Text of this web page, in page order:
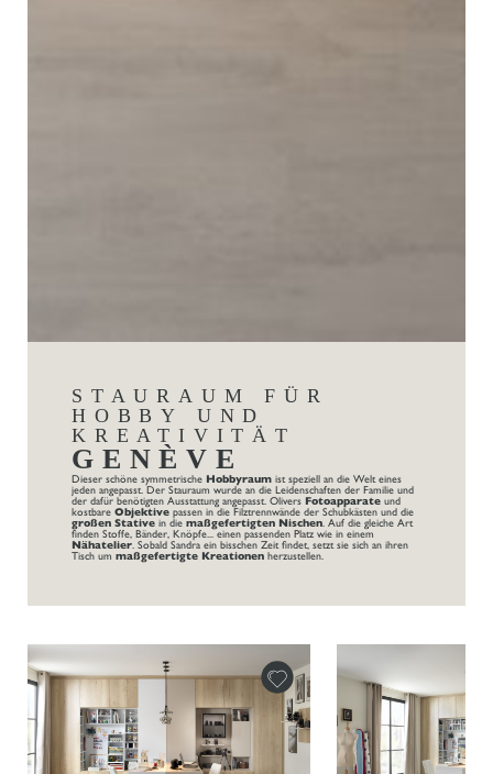
STAURAUM FÜR
HOBBY UND
KREATIVITÄT
GENÈVE
Dieser schöne symmetrische Hobbyraum ist speziell an die Welt eines
jeden angepasst. Der Stauraum wurde an die Leidenschaften der Familie und
der dafür benötigten Ausstattung angepasst. Olivers Fotoapparate und
kostbare Objektive passen in die Filztrennwände der Schubkästen und die
großen Stative in die maßgefertigten Nischen . Auf die gleiche Art
finden Stoffe, Bänder, Knöpfe... einen passenden Platz wie in einem
Nähatelier . Sobald Sandra ein bisschen Zeit findet, setzt sie sich an ihren
Tisch um maßgefertigte Kreationen herzustellen.